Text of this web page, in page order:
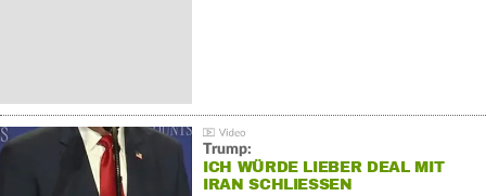
Trump:
ICH WÜRDE LIEBER DEAL MIT
IRAN SCHLIESSEN